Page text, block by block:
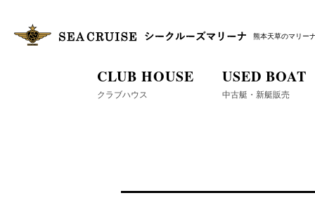
熊本天草のマリー
CLUB HOUSE
クラブハウス
USED BOAT
中古艇・新艇販売